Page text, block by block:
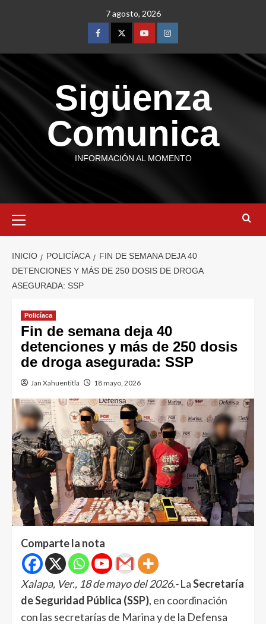
7 agosto, 2026
Sigüenza
Comunica
INFORMACIÓN AL MOMENTO
INICIO POLICÍACA
FIN DE SEMANA DEJA 40
DETENCIONES Y MÁS DE 250 DOSIS DE DROGA
ASEGURADA: SSP
Policíaca
Fin de semana deja 40
detenciones y más de 250 dosis
de droga asegurada: SSP
Jan Xahuentitla 18 mayo, 2026
Comparte la nota
Xalapa, Ver., 18 de mayo del 2026.-LaSecretaría
de Seguridad Pública (SSP), en coordinación
con las secretarías de Marina y de la Defensa